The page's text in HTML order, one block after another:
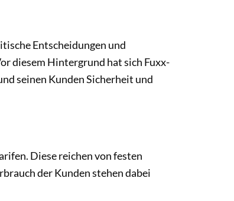
Entscheidungen und
diesem Hintergrund hat sich Fuxx-
seinen Kunden Sicherheit und
Diese reichen von festen
der Kunden stehen dabei